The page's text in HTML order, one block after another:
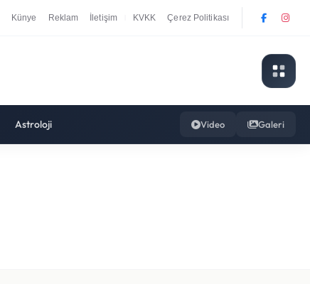
Künye Reklam İletişim KVKK Çerez Politikası
Astroloji Video Galeri